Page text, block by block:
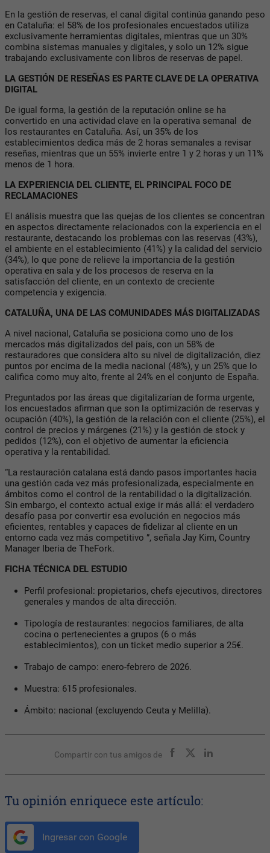
En la gestión de reservas, el canal digital continúa ganando peso
en Cataluña: el 58% de los profesionales encuestados utiliza
exclusivamente herramientas digitales, mientras que un 30%
combina sistemas manuales y digitales, y solo un 12% sigue
trabajando exclusivamente con libros de reservas de papel.
LA GESTIÓN DE RESEÑAS ES PARTE CLAVE DE LA OPERATIVA
DIGITAL
De igual forma, la gestión de la reputación online se ha
convertido en una actividad clave en la operativa semanal de
los restaurantes en Cataluña. Así, un 35% de los
establecimientos dedica más de 2 horas semanales a revisar
reseñas, mientras que un 55% invierte entre 1 y 2 horas y un 11%
menos de 1 hora.
LA EXPERIENCIA DEL CLIENTE, EL PRINCIPAL FOCO DE
RECLAMACIONES
El análisis muestra que las quejas de los clientes se concentran
en aspectos directamente relacionados con la experiencia en el
restaurante, destacando los problemas con las reservas (43%),
el ambiente en el establecimiento (41%) y la calidad del servicio
(34%), lo que pone de relieve la importancia de la gestión
operativa en sala y de los procesos de reserva en la
satisfacción del cliente, en un contexto de creciente
competencia y exigencia.
CATALUÑA, UNA DE LAS COMUNIDADES MÁS DIGITALIZADAS
A nivel nacional, Cataluña se posiciona como uno de los
mercados más digitalizados del país, con un 58% de
restauradores que considera alto su nivel de digitalización, diez
puntos por encima de la media nacional (48%), y un 25% que lo
califica como muy alto, frente al 24% en el conjunto de España.
Preguntados por las áreas que digitalizarían de forma urgente,
los encuestados afirman que son la optimización de reservas y
ocupación (40%), la gestión de la relación con el cliente (25%), el
control de precios y márgenes (21%) y la gestión de stock y
pedidos (12%), con el objetivo de aumentar la eficiencia
operativa y la rentabilidad.
“La restauración catalana está dando pasos importantes hacia
una gestión cada vez más profesionalizada, especialmente en
ámbitos como el control de la rentabilidad o la digitalización.
Sin embargo, el contexto actual exige ir más allá: el verdadero
desafío pasa por convertir esa evolución en negocios más
eficientes, rentables y capaces de fidelizar al cliente en un
entorno cada vez más competitivo ”, señala Jay Kim, Country
Manager Iberia de TheFork.
FICHA TÉCNICA DEL ESTUDIO
Perfil profesional: propietarios, chefs ejecutivos, directores
generales y mandos de alta dirección.
Tipología de restaurantes: negocios familiares, de alta
cocina o pertenecientes a grupos (6 o más
establecimientos), con un ticket medio superior a 25€.
Trabajo de campo: enero-febrero de 2026.
Muestra: 615 profesionales.
Ámbito: nacional (excluyendo Ceuta y Melilla).
Compartir con tus amigos de
Tu opinión enriquece este artículo:
Ingresar con Google